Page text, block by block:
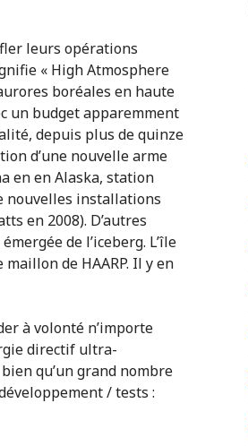
leurs opérations
« High Atmosphere
boréales en haute
un budget apparemment
depuis plus de quinze
d’une nouvelle arme
en en Alaska, station
nouvelles installations
en 2008). D’autres
de l’iceberg. L’île
de HAARP. Il y en
à volonté n’importe
directif ultra-
qu’un grand nombre
/ tests :